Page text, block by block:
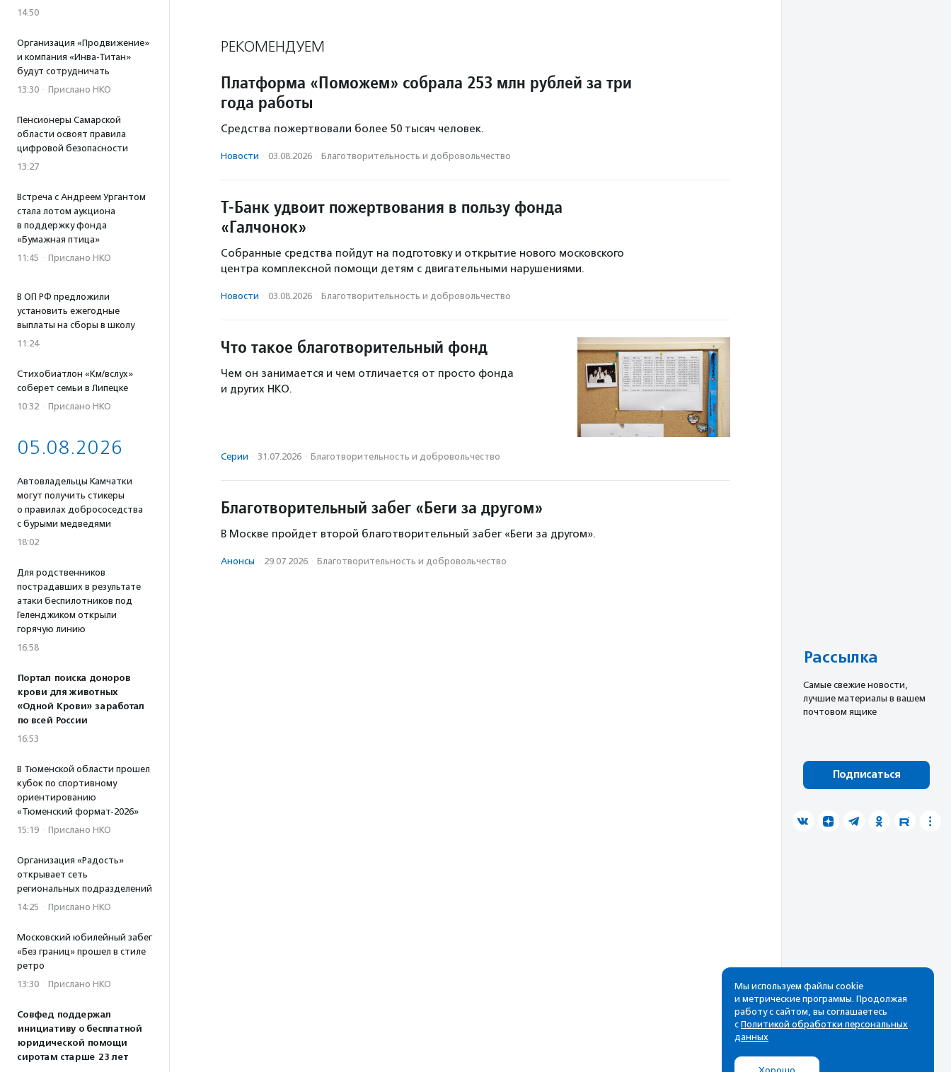
14:50
Организация «Продвижение»
и компания «Инва-Титан»
будут сотрудничать
13:30 · Прислано НКО
Пенсионеры Самарской
области освоят правила
цифровой безопасности
13:27
Встреча с Андреем Ургантом
стала лотом аукциона
в поддержку фонда
«Бумажная птица»
11:45 · Прислано НКО
В ОП РФ предложили
установить ежегодные
выплаты на сборы в школу
11:24
Стихобиатлон «Км/вслух»
соберет семьи в Липецке
10:32 · Прислано НКО
05.08.2026
Автовладельцы Камчатки
могут получить стикеры
о правилах добрососедства
с бурыми медведями
18:02
Для родственников
пострадавших в результате
атаки беспилотников под
Геленджиком открыли
горячую линию
16:58
Портал поиска доноров
крови для животных
«Одной Крови» заработал
по всей России
16:53
В Тюменской области прошел
кубок по спортивному
ориентированию
«Тюменский формат-2026»
15:19 · Прислано НКО
Организация «Радость»
открывает сеть
региональных подразделений
14:25 · Прислано НКО
Московский юбилейный забег
«Без границ» прошел в стиле
ретро
13:30 · Прислано НКО
Совфед поддержал
инициативу о бесплатной
юридической помощи
сиротам старше 23 лет
РЕКОМЕНДУЕМ
Платформа «Поможем» собрала 253 млн рублей за три
года работы
Средства пожертвовали более 50 тысяч человек.
Новости · 03.08.2026 · Благотвори­тель­ность и доброволь­чест­во
Т-Банк удвоит пожертвования в пользу фонда
«Галчонок»
Собранные средства пойдут на подготовку и открытие нового московского
центра комплексной помощи детям с двигательными нарушениями.
Новости · 03.08.2026 · Благотвори­тель­ность и доброволь­чест­во
Что такое благотворительный фонд
Чем он занимается и чем отличается от просто фонда
и других НКО.
Серии · 31.07.2026 · Благотвори­тель­ность и доброволь­чест­во
Благотворительный забег «Беги за другом»
В Москве пройдет второй благотворительный забег «Беги за другом».
Анонсы · 29.07.2026 · Благотвори­тель­ность и доброволь­чест­во
Рассылка
Cамые свежие новости,
лучшие материалы в вашем
почтовом ящике
Подписаться
Мы используем файлы cookie
и метрические программы. Продолжая
работу с сайтом, вы соглашаетесь
с Политикой обработки персональных
данных
Хорошо